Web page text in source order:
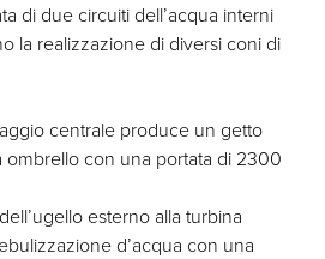
di due circuiti dell’acqua interni
la realizzazione di diversi coni di
centrale produce un getto
con una portata di 2300
esterno alla turbina
d’acqua con una